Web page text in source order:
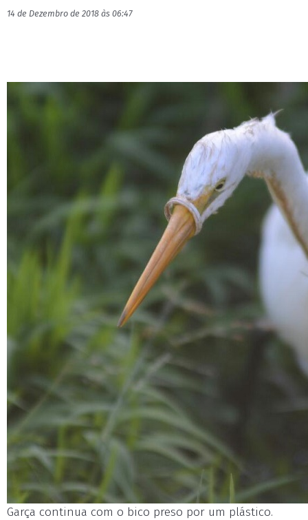
14 de Dezembro de 2018 às 06:47
Garça continua com o bico preso por um plástico.